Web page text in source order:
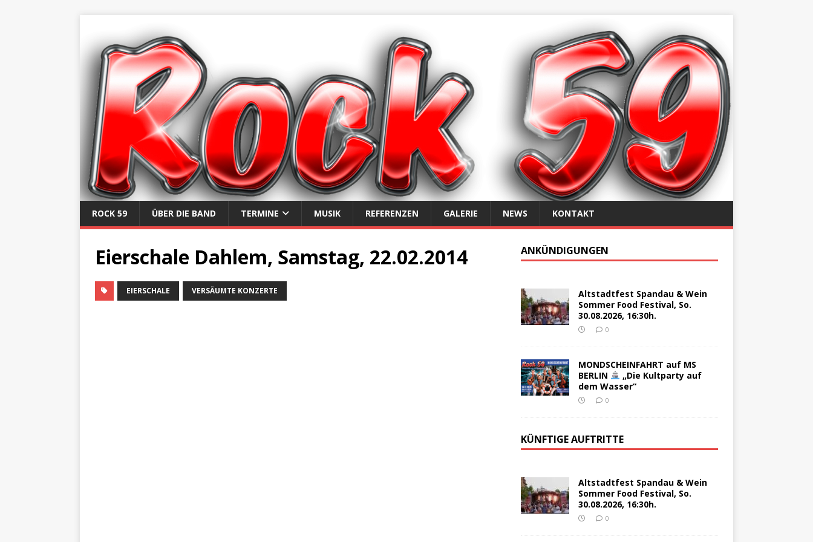
ROCK 59 ÜBER DIE BAND TERMINE MUSIK REFERENZEN GALERIE NEWS KONTAKT
Eierschale Dahlem, Samstag, 22.02.2014
EIERSCHALE VERSÄUMTE KONZERTE
ANKÜNDIGUNGEN
Altstadtfest Spandau & Wein
Sommer Food Festival, So.
30.08.2026, 16:30h.
0
MONDSCHEINFAHRT auf MS
BERLIN
„Die Kultparty auf
dem Wasser“
0
KÜNFTIGE AUFTRITTE
Altstadtfest Spandau & Wein
Sommer Food Festival, So.
30.08.2026, 16:30h.
0